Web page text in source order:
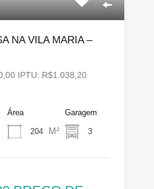
NA VILA MARIA –
IPTU: R$1.038,20
Área
204 M²
Garagem
3